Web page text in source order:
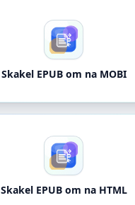
Skakel EPUB om na MOBI
Skakel EPUB om na HTML